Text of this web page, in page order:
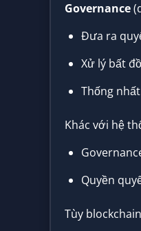
Governance
Đưa ra
Xử lý bất
Thống
Khác với hệ
Quyền
Tùy